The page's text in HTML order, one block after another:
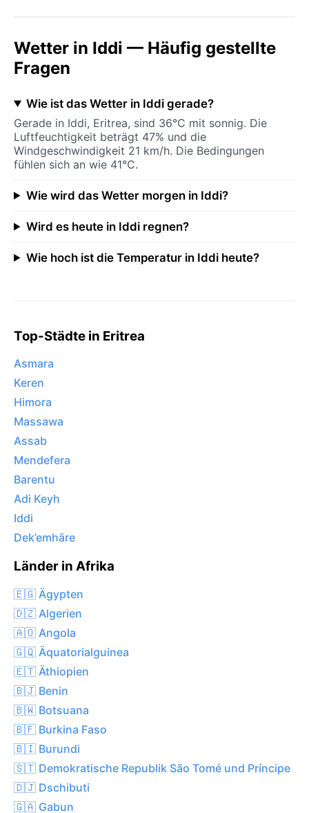
Wetter in Iddi — Häufig gestellte
Fragen
Wie ist das Wetter in Iddi gerade?
Gerade in Iddi, Eritrea, sind 36°C mit sonnig. Die
Luftfeuchtigkeit beträgt 47% und die
Windgeschwindigkeit 21 km/h. Die Bedingungen
fühlen sich an wie 41°C.
Wie wird das Wetter morgen in Iddi?
Wird es heute in Iddi regnen?
Wie hoch ist die Temperatur in Iddi heute?
Top-Städte in Eritrea
Asmara
Keren
Himora
Massawa
Assab
Mendefera
Barentu
Adi Keyh
Iddi
Dek’emhāre
Länder in Afrika
🇪🇬 Ägypten
🇩🇿 Algerien
🇦🇴 Angola
🇬🇶 Äquatorialguinea
🇪🇹 Äthiopien
🇧🇯 Benin
🇧🇼 Botsuana
🇧🇫 Burkina Faso
🇧🇮 Burundi
🇸🇹 Demokratische Republik São Tomé und Príncipe
🇩🇯 Dschibuti
🇬🇦 Gabun